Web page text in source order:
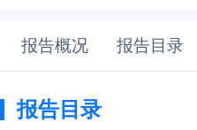
报告概况 报告目录
报告目录